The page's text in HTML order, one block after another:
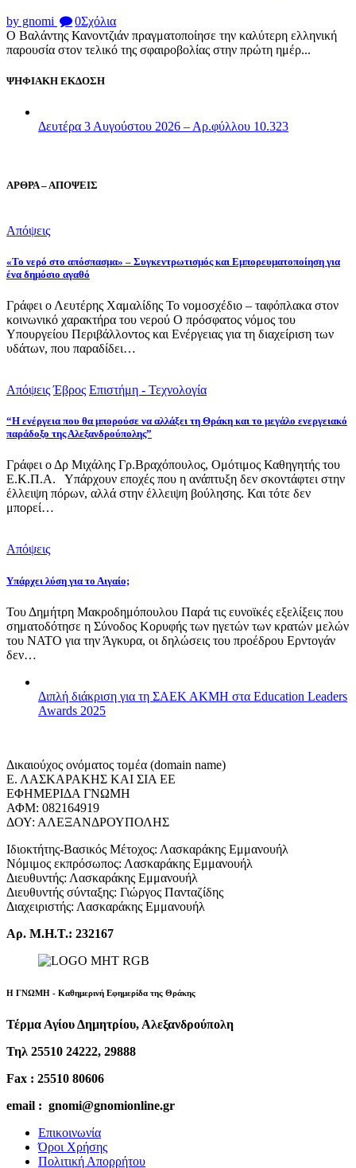
by gnomi 0Σχόλια
Ο Βαλάντης Κανοντζιάν πραγματοποίησε την καλύτερη ελληνική
παρουσία στον τελικό της σφαιροβολίας στην πρώτη ημέρ...
ΨΗΦΙΑΚΗ ΕΚΔΟΣΗ
Δευτέρα 3 Αυγούστου 2026 – Αρ.φύλλου 10.323
ΑΡΘΡΑ – ΑΠΟΨΕΙΣ
Απόψεις
«Το νερό στο απόσπασμα» – Συγκεντρωτισμός και Εμπορευματοποίηση για
ένα δημόσιο αγαθό
Γράφει ο Λευτέρης Χαμαλίδης Το νομοσχέδιο – ταφόπλακα στον
κοινωνικό χαρακτήρα του νερού Ο πρόσφατος νόμος του
Υπουργείου Περιβάλλοντος και Ενέργειας για τη διαχείριση των
υδάτων, που παραδίδει…
Απόψεις Έβρος Επιστήμη - Τεχνολογία
“Η ενέργεια που θα μπορούσε να αλλάξει τη Θράκη και το μεγάλο ενεργειακό
παράδοξο της Αλεξανδρούπολης”
Γράφει ο Δρ Μιχάλης Γρ.Βραχόπουλος, Ομότιμος Καθηγητής του
Ε.Κ.Π.Α. Υπάρχουν εποχές που η ανάπτυξη δεν σκοντάφτει στην
έλλειψη πόρων, αλλά στην έλλειψη βούλησης. Και τότε δεν
μπορεί…
Απόψεις
Υπάρχει λύση για το Αιγαίο;
Του Δημήτρη Μακροδημόπουλου Παρά τις ευνοϊκές εξελίξεις που
σηματοδότησε η Σύνοδος Κορυφής των ηγετών των κρατών μελών
του ΝΑΤΟ για την Άγκυρα, οι δηλώσεις του προέδρου Ερντογάν
δεν…
Διπλή διάκριση για τη ΣΑΕΚ ΑΚΜΗ στα Education Leaders
Awards 2025
Δικαιούχος ονόματος τομέα (domain name)
Ε. ΛΑΣΚΑΡΑΚΗΣ ΚΑΙ ΣΙΑ ΕΕ
ΕΦΗΜΕΡΙΔΑ ΓΝΩΜΗ
ΑΦΜ: 082164919
ΔΟΥ: ΑΛΕΞΑΝΔΡΟΥΠΟΛΗΣ
Ιδιοκτήτης-Βασικός Μέτοχος: Λασκαράκης Εμμανουήλ
Νόμιμος εκπρόσωπος: Λασκαράκης Εμμανουήλ
Διευθυντής: Λασκαράκης Εμμανουήλ
Διευθυντής σύνταξης: Γιώργος Πανταζίδης
Διαχειριστής: Λασκαράκης Εμμανουήλ
Αρ. Μ.Η.Τ.: 232167
Η ΓΝΩΜΗ - Καθημερινή Εφημερίδα της Θράκης
Τέρμα Αγίου Δημητρίου, Αλεξανδρούπολη
Τηλ 25510 24222, 29888
Fax : 25510 80606
email : gnomi@gnomionline.gr
Επικοινωνία
Όροι Χρήσης
Πολιτική Απορρήτου